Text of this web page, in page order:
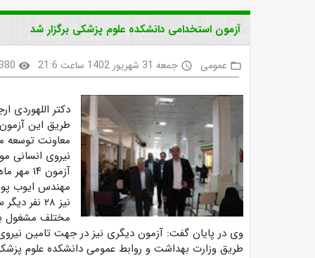
آزمون استخدامی دانشکده علوم پزشکی برگزار شد
folder_open عمومی access_time جمعه 31 شهریور 1402 ساعت 21:6 visibility
380
طریق این
معاونت توسعه
آزمون ۱۴ مهر ماه جذب خواهند شد.
مهندس ایوب
نیز ۲۸
مختلف مشغول
وی در پایان گفت: آزمون دیگری نیز در جهت تامین
طریق وزارت بهداشت و روابط عمومی دانشکده علوم